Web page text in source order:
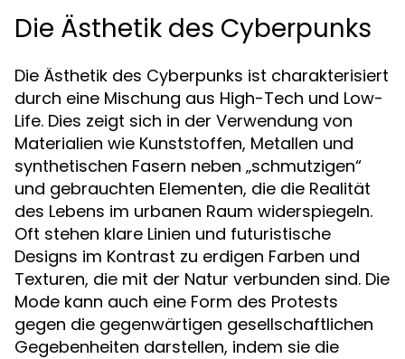
Die Ästhetik des Cyberpunks
Die Ästhetik des Cyberpunks ist charakterisiert
durch eine Mischung aus High-Tech und Low-
Life. Dies zeigt sich in der Verwendung von
Materialien wie Kunststoffen, Metallen und
synthetischen Fasern neben „schmutzigen“
und gebrauchten Elementen, die die Realität
des Lebens im urbanen Raum widerspiegeln.
Oft stehen klare Linien und futuristische
Designs im Kontrast zu erdigen Farben und
Texturen, die mit der Natur verbunden sind. Die
Mode kann auch eine Form des Protests
gegen die gegenwärtigen gesellschaftlichen
Gegebenheiten darstellen, indem sie die